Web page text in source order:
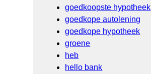
goedkoopste hypotheek
goedkope autolening
goedkope hypotheek
groene
heb
hello bank